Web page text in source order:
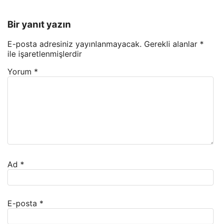
Bir yanıt yazın
E-posta adresiniz yayınlanmayacak. Gerekli alanlar *
ile işaretlenmişlerdir
Yorum *
Ad *
E-posta *